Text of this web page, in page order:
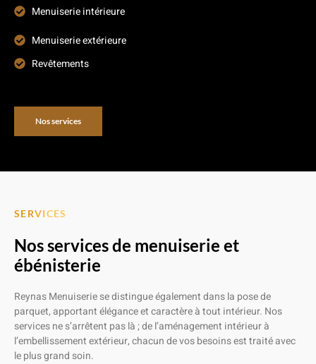
Menuiserie intérieure
Menuiserie extérieure
Revêtements
Nos services
SERVICES
Nos services de menuiserie et
ébénisterie
Reynas Menuiserie se distingue également dans la pose de
parquet, apportant élégance et caractère à tout intérieur. Nos
services ne s’arrêtent pas là ; de l’aménagement intérieur à
l’embellissement extérieur, chacun de vos besoins est traité avec
le plus grand soin.